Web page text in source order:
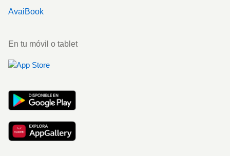
AvaiBook
En tu móvil o tablet